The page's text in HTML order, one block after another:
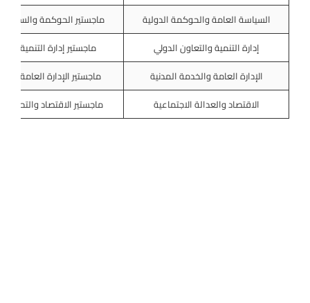
السياسة العامة والحوكمة الدولية
ماجستير الحوكمة
إدارة التنمية والتعاون الدولي
ماجستير إدارة التنمية
الإدارة العامة والخدمة المدنية
ماجستير الإدارة العامة
الاقتصاد والعدالة الاجتماعية
ماجستير الاقتصاد والتحليل